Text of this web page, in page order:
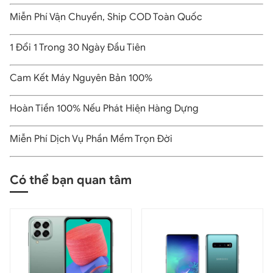
lung linh và ấn tượng nhất.
>>> Sản phẩm tương tự:Samsung Galaxy A6 Plus (2018)
Miễn Phí Vận Chuyển, Ship COD Toàn Quốc
1 Đổi 1 Trong 30 Ngày Đầu Tiên
Cam Kết Máy Nguyên Bản 100%
Hoàn Tiền 100% Nếu Phát Hiện Hàng Dựng
Miễn Phí Dịch Vụ Phần Mềm Trọn Đời
Có thể bạn quan tâm